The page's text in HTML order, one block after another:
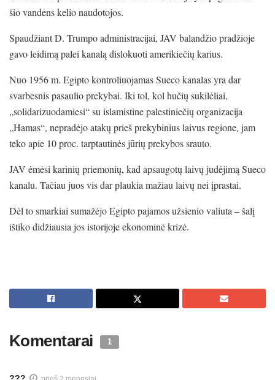
šio vandens kelio naudotojos.
Spaudžiant D. Trumpo administracijai, JAV balandžio pradžioje
gavo leidimą palei kanalą dislokuoti amerikiečių karius.
Nuo 1956 m. Egipto kontroliuojamas Sueco kanalas yra dar
svarbesnis pasaulio prekybai. Iki tol, kol hučių sukilėliai,
„solidarizuodamiesi“ su islamistine palestiniečių organizacija
„Hamas“, nepradėjo atakų prieš prekybinius laivus regione, jam
teko apie 10 proc. tarptautinės jūrių prekybos srauto.
JAV ėmėsi karinių priemonių, kad apsaugotų laivų judėjimą Sueco
kanalu. Tačiau juos vis dar plaukia mažiau laivų nei įprastai.
Dėl to smarkiai sumažėjo Egipto pajamos užsienio valiuta – šalį
ištiko didžiausia jos istorijoje ekonominė krizė.
Komentarai 1
???